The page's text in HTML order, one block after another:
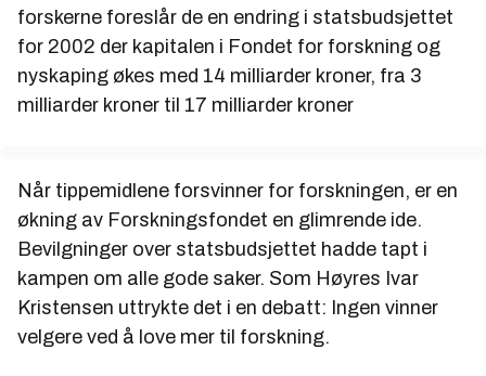
forskerne foreslår de en endring i statsbudsjettet
for 2002 der kapitalen i Fondet for forskning og
nyskaping økes med 14 milliarder kroner, fra 3
milliarder kroner til 17 milliarder kroner
Når tippemidlene forsvinner for forskningen, er en
økning av Forskningsfondet en glimrende ide.
Bevilgninger over statsbudsjettet hadde tapt i
kampen om alle gode saker. Som Høyres Ivar
Kristensen uttrykte det i en debatt: Ingen vinner
velgere ved å love mer til forskning.